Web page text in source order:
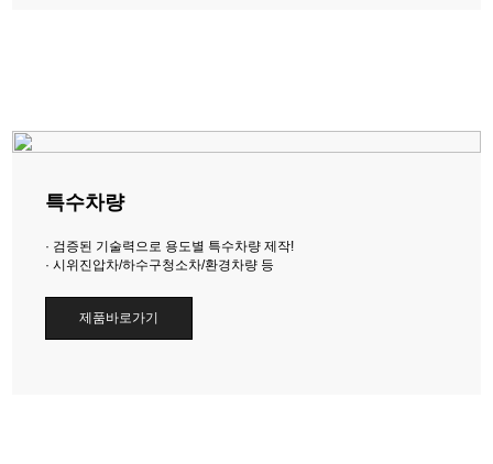
특수차량
· 검증된 기술력으로 용도별 특수차량 제작!
· 시위진압차/하수구청소차/환경차량 등
제품바로가기